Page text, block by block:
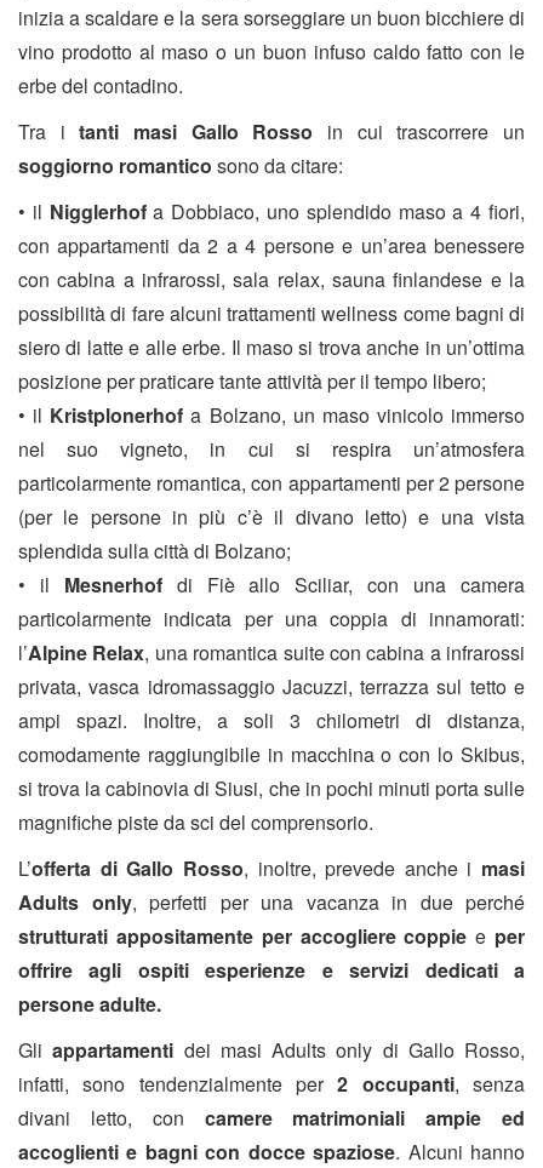
inizia a scaldare e la sera sorseggiare un buon bicchiere di
vino prodotto al maso o un buon infuso caldo fatto con le
erbe del contadino.
Tra itanti masi Gallo Rosso in cui trascorrere un
soggiorno romantico sono da citare:
• il Nigglerhofa Dobbiaco, uno splendido maso a 4 fiori,
con appartamenti da 2 a 4 persone e un’area benessere
con cabina a infrarossi, sala relax, sauna finlandese e la
possibilità di fare alcuni trattamenti wellness come bagni di
siero di latte e alle erbe. Il maso si trova anche in un’ottima
posizione per praticare tante attività per il tempo libero;
• il Kristplonerhof a Bolzano, un maso vinicolo immerso
nel suo vigneto, in cui si respira un’atmosfera
particolarmente romantica, con appartamenti per 2 persone
(per le persone in più c’è il divano letto) e una vista
splendida sulla città di Bolzano;
• il Mesnerhofdi Fiè allo Sciliar, con una camera
particolarmente indicata per una coppia di innamorati:
l’Alpine Relax, una romantica suite con cabina a infrarossi
privata, vasca idromassaggio Jacuzzi, terrazza sul tetto e
ampi spazi. Inoltre, a soli 3 chilometri di distanza,
comodamente raggiungibile in macchina o con lo Skibus,
si trova la cabinovia di Siusi, che in pochi minuti porta sulle
magnifiche piste da sci del comprensorio.
L’offerta di Gallo Rosso, inoltre, prevede anche i masi
Adults only, perfetti per una vacanza in due perché
strutturati appositamente per accogliere coppie e per
offrire agli ospiti esperienze e servizi dedicati a
persone adulte.
Gliappartamenti dei masi Adults only di Gallo Rosso,
infatti, sono tendenzialmente per2 occupanti, senza
divani letto, con camere matrimoniali ampie ed
accoglienti e bagni con docce spaziose. Alcuni hanno